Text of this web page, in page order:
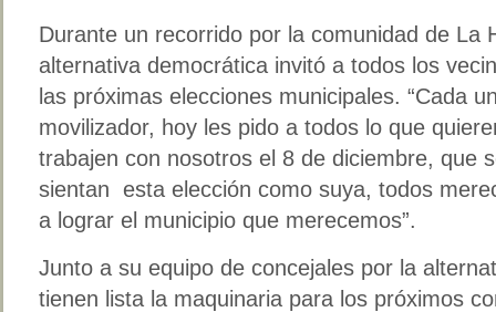
Durante un recorrido por la comunidad de La
alternativa democrática invitó a todos los
las próximas elecciones municipales. “Cada
movilizador, hoy les pido a todos lo que
trabajen con nosotros el 8 de diciembre, que
sientan esta elección como suya, todos
a lograr el municipio que merecemos”.
Junto a su equipo de concejales por la
tienen lista la maquinaria para los próximos